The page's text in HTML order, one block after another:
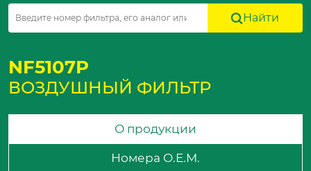
Найти
NF5107P
ВОЗДУШНЫЙ ФИЛЬТР
О продукции
Номера O.E.M.